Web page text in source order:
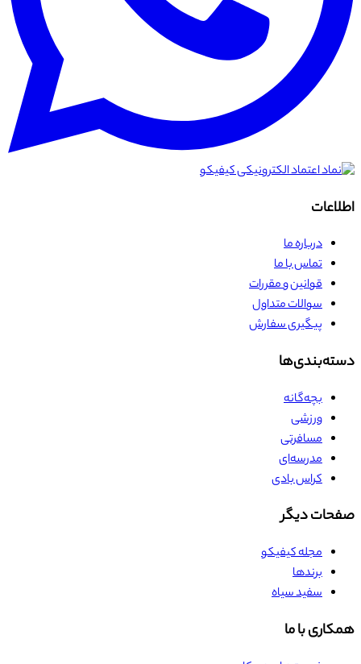
اطلاعات
درباره ما
تماس با ما
قوانین و مقررات
سوالات متداول
پیگیری سفارش
دسته‌بندی‌ها
بچه‌گانه
ورزشی
مسافرتی
مدرسه‌ای
کراس بادی
صفحات دیگر
مجله کیفیکو
برندها
سفید سیاه
همکاری با ما